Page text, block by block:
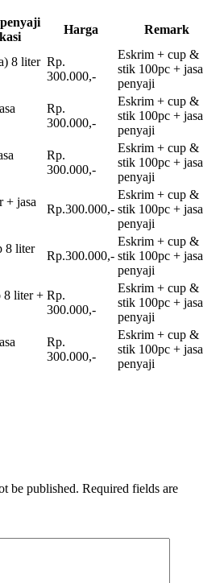
Harga Remark
8 liter Rp.
300.000,-
Eskrim + cup &
stik 100pc + jasa
penyaji
Rp.
300.000,-
Eskrim + cup &
stik 100pc + jasa
penyaji
Rp.
300.000,-
Eskrim + cup &
stik 100pc + jasa
penyaji
+ jasa
Rp.300.000,-
Eskrim + cup &
stik 100pc + jasa
penyaji
8 liter
Rp.300.000,-
Eskrim + cup &
stik 100pc + jasa
penyaji
8 liter + Rp.
300.000,-
Eskrim + cup &
stik 100pc + jasa
penyaji
Rp.
300.000,-
Eskrim + cup &
stik 100pc + jasa
penyaji
be published. Required fields are